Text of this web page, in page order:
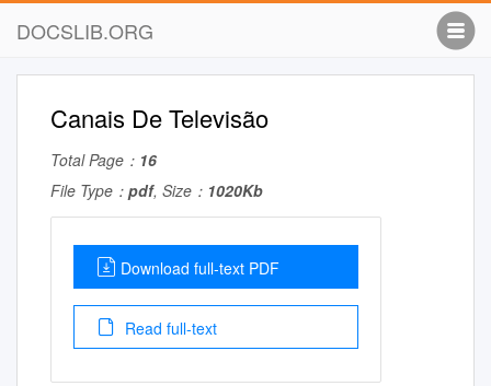
DOCSLIB.ORG
Canais De Televisão
Total Page： 16
File Type： pdf, Size： 1020Kb
Download full-text PDF
Read full-text